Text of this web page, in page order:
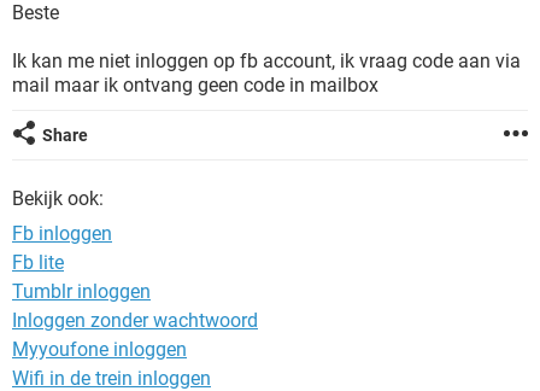
TIKTOK
TIKTOK
INSTAGRAM
NETFLIX CORONAVIRUS
GRATIS SNAPCHAT
TIKTOK
Beste
Ik kan me niet inloggen op fb account, ik vraag code aan via
mail maar ik ontvang geen code in mailbox
Share
Bekijk ook:
Fb inloggen
Fb lite
Tumblr inloggen
Inloggen zonder wachtwoord
Myyoufone inloggen
Wifi in de trein inloggen